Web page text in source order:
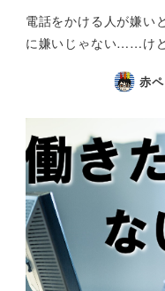
電話をかける人が嫌い
に嫌いじゃない……けど
赤